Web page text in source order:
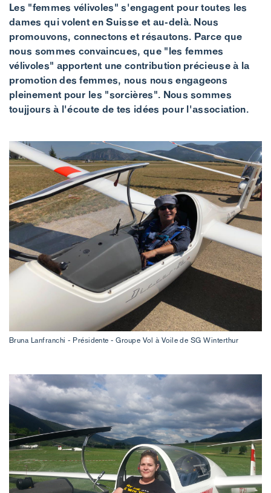
Les "femmes vélivoles" s'engagent pour toutes les
dames qui volent en Suisse et au-delà. Nous
promouvons, connectons et résautons. Parce que
nous sommes convaincues, que "les femmes
vélivoles" apportent une contribution précieuse à la
promotion des femmes, nous nous engageons
pleinement pour les "sorcières". Nous sommes
toujjours à l'écoute de tes idées pour l'association.
Bruna Lanfranchi - Présidente - Groupe Vol à Voile de SG Winterthur